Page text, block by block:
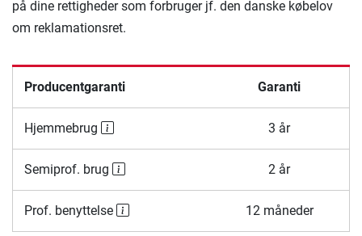
på dine rettigheder som forbruger jf. den danske købelov
om reklamationsret.
Producentgaranti Garanti
Hjemmebrug 3 år
Semiprof. brug 2 år
Prof. benyttelse 12 måneder